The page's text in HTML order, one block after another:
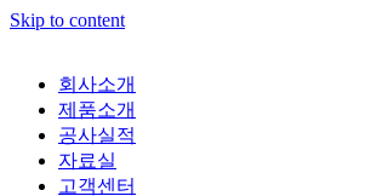
Skip to content
회사소개
제품소개
공사실적
자료실
고객센터